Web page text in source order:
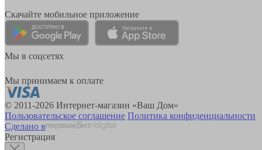
Скачайте мобильное приложение
Мы в соцсетях
Мы принимаем к оплате
© 2011-2026 Интернет-магазин «Ваш Дом»
Пользовательское соглашение Политика конфиденциальности
Сделано в
Регистрация